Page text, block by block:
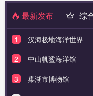
最新发布 综
1
汉海极地海洋世界
2
中山帆鲨海洋馆
3
巢湖市博物馆